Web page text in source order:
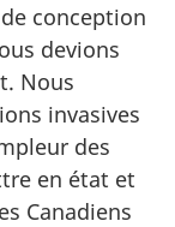
conception
devions
Nous
invasives
des
en état et
Canadiens